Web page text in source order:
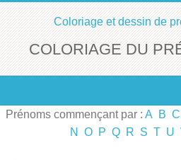
Coloriage et dessin de
COLORIAGE DU
Top 100 des Prénoms
Prénoms commençant par : A B C
N
O P Q R S T U